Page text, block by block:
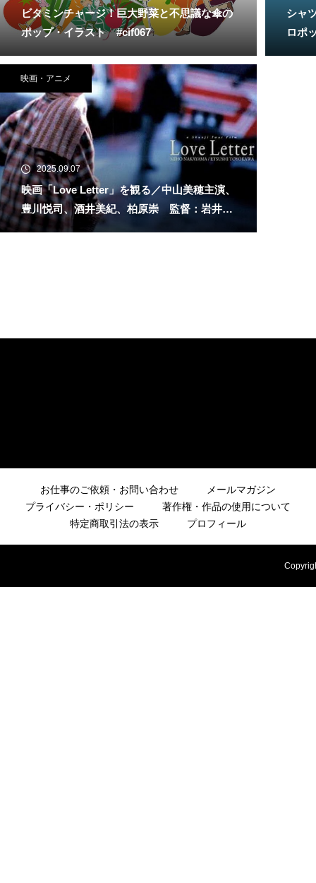
ビタミンチャージ！巨大野菜と不思議な傘の
ポップ・イラスト #cif067
シャ
ロポ
映画・アニメ
2025.09.07
映画「Love Letter」を観る／中山美穂主演、
豊川悦司、酒井美紀、柏原崇 監督：岩井俊
二
お仕事のご依頼・お問い合わせ
メールマガジン
プライバシー・ポリシー
著作権・作品の使用について
特定商取引法の表示
プロフィール